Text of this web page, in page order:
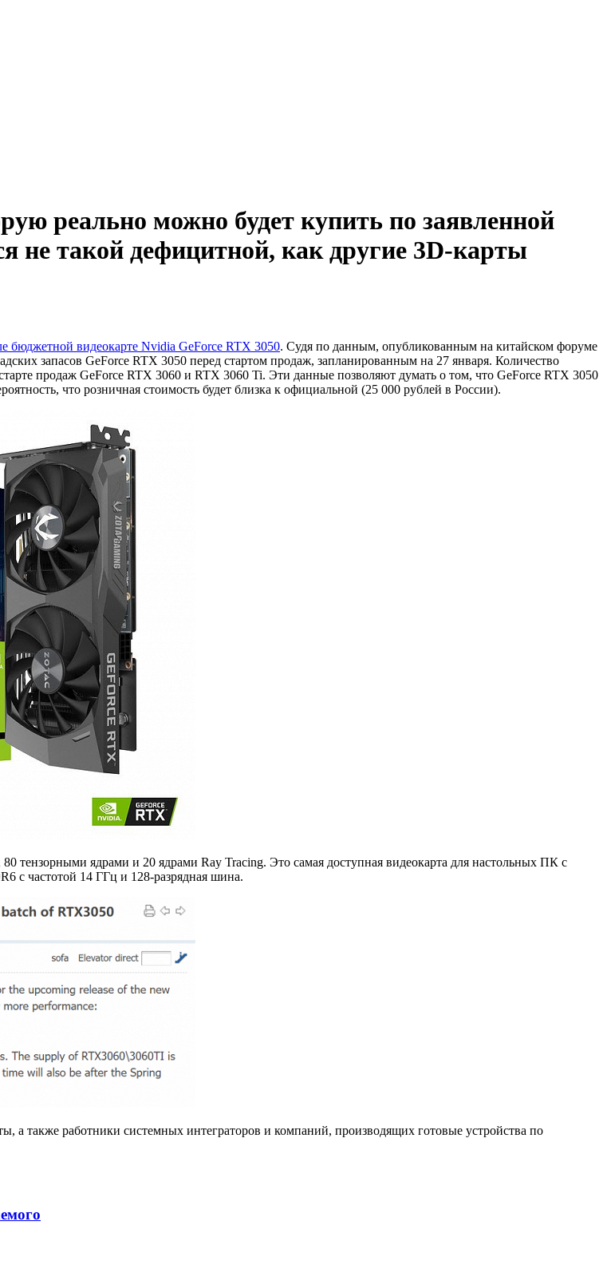
реально можно будет купить по заявленной
не такой дефицитной, как другие 3D-карты
бюджетной видеокарте Nvidia GeForce RTX 3050. Судя по данным, опубликованным на китайском форуме
запасов GeForce RTX 3050 перед стартом продаж, запланированным на 27 января. Количество
продаж GeForce RTX 3060 и RTX 3060 Ti. Эти данные позволяют думать о том, что GeForce RTX 3050
что розничная стоимость будет близка к официальной (25 000 рублей в России).
ядрами и 20 ядрами Ray Tracing. Это самая доступная видеокарта для настольных ПК с
с частотой 14 ГГц и 128-разрядная шина.
также работники системных интеграторов и компаний, производящих готовые устройства по